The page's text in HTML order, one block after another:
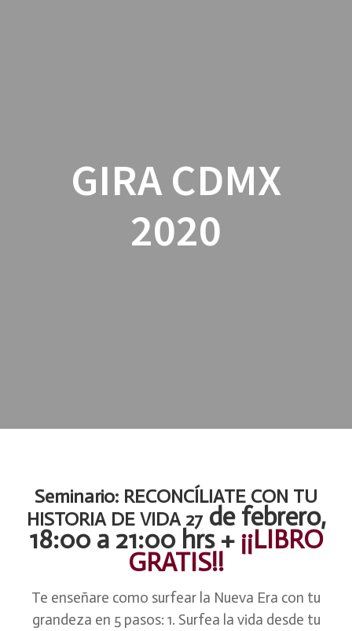
GIRA CDMX
2020
Seminario: RECONCÍLIATE CON TU
HISTORIA DE VIDA 27de febrero,
18:00 a 21:00 hrs + ¡¡LIBRO
GRATIS!!
Te enseñare como surfear la Nueva Era con tu
grandeza en 5 pasos: 1. Surfea la vida desde tu